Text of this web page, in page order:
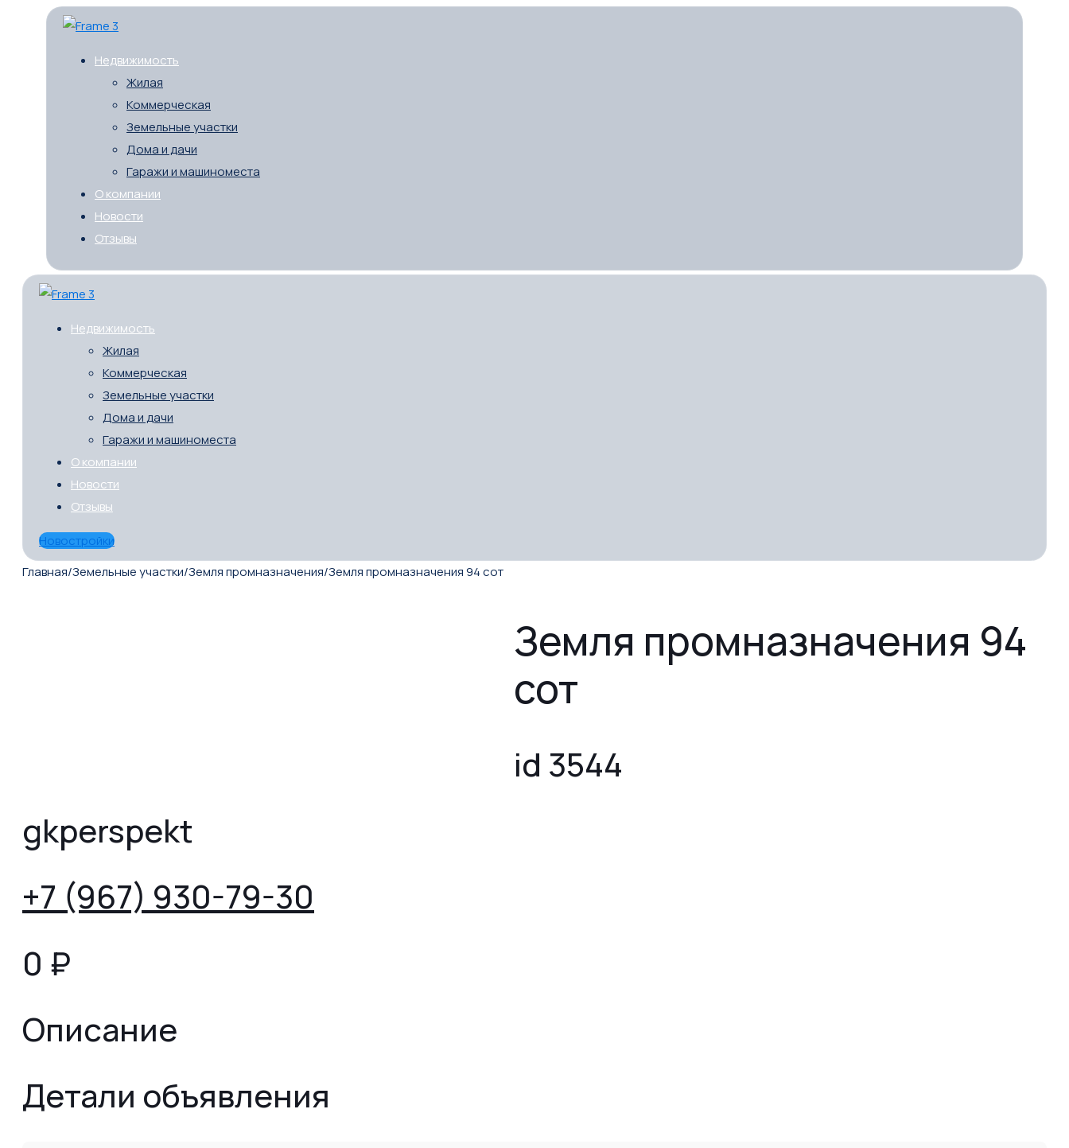
Недвижимость
Жилая
Коммерческая
Земельные участки
Дома и дачи
Гаражи и машиноместа
О компании
Новости
Отзывы
Недвижимость
Жилая
Коммерческая
Земельные участки
Дома и дачи
Гаражи и машиноместа
О компании
Новости
Отзывы
Новостройки
Главная/Земельные участки/Земля промназначения/Земля промназначения 94 сот
Земля промназначения 94
сот
id 3544
gkperspekt
+7 (967) 930-79-30
0 ₽
Описание
Детали объявления